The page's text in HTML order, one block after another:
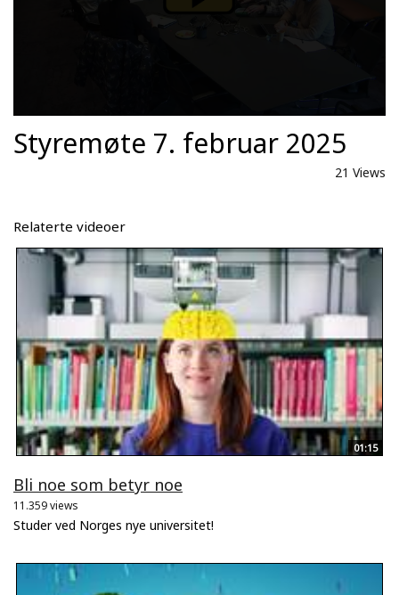
Styremøte 7. februar 2025
21 Views
Relaterte videoer
01:15
Bli noe som betyr noe
11.359 views
Studer ved Norges nye universitet!